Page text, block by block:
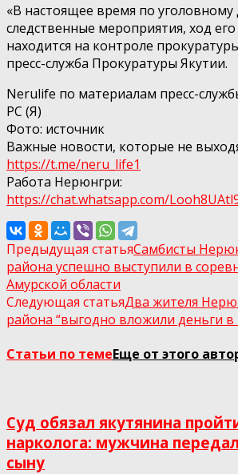
«В настоящее время по уголовному
следственные мероприятия, ход
находится на контроле
пресс-служба Прокуратуры Якутии.
Nerulife по материалам пресс-
РС (Я)
Фото: источник
Важные новости, которые не
https://t.me/neru_life1
Работа Нерюнгри:
https://chat.whatsapp.com/
Предыдущая статьяСамбисты
района успешно выступили в
Амурской области
Следующая статьяДва жителя
района “выгодно вложили деньги в
Статьи по темеЕще от этого
Суд обязал якутянина
нарколога: мужчина
сыну